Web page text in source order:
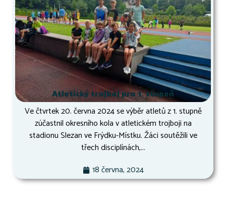
Atletický trojboj pro 1. stupeň
Ve čtvrtek 20. června 2024 se výběr atletů z 1. stupně
zúčastnil okresního kola v atletickém trojboji na
stadionu Slezan ve Frýdku-Místku. Žáci soutěžili ve
třech disciplínách,...
18 června, 2024